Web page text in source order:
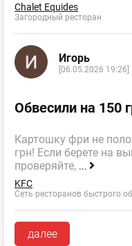
Chalet Equides
Загородный ресторан
Игорь
[06.05.2026 19:26]
Обвесили на 150
Картошку фри не
грн! Если берете на
проверяйте, ...
KFC
Сеть ресторанов быстрого
далее